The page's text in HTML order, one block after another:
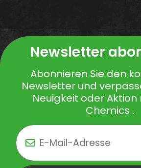
Newsletter
Abonnieren Sie den
Newsletter und
Neuigkeit oder
Chemics .